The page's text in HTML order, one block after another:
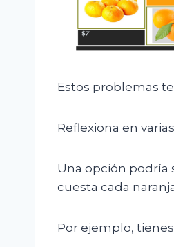
Estos problemas
Reflexiona en
Una opción podría
cuesta cada
Por ejemplo,